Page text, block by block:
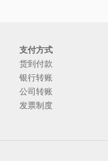
支付方式
货到付款
银行转账
公司转账
发票制度